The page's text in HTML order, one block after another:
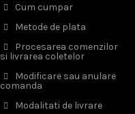
Cum cumpar
Metode de plata
Procesarea comenzilor
si livrarea coletelor
Modificare sau anulare
comanda
Modalitati de livrare